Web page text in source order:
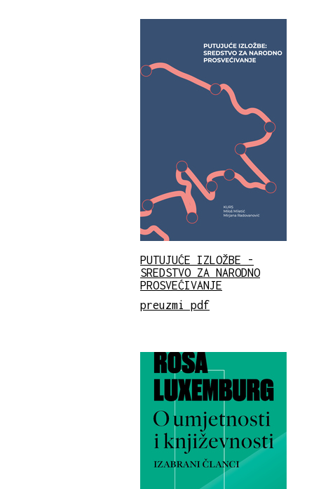
PUTUJUĆE IZLOŽBE -
SREDSTVO ZA NARODNO
PROSVEĆIVANJE
preuzmi pdf